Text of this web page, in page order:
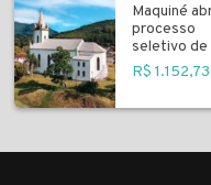
Maquiné
processo
seletivo de
R$ 1.152,73